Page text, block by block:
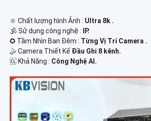
🔆 Chất lượng hình Ảnh : Ultra 8k .
🕉️ Sử dụng công nghệ :
IP.
✪ Tầm Nhìn Ban Đêm : Từng Vị Trí Camera .
🤹 Camera Thiết Kế Đầu Ghi 8 kênh.
️🆑 Khả Năng : Công Nghệ AI.